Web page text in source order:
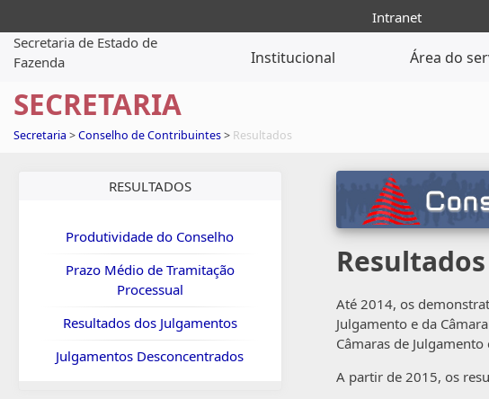
Intranet
Secretaria de Estado de
Fazenda
Institucional Área do
SECRETARIA
Secretaria >Conselho de Contribuintes> Resultados
RESULTADOS
Produtividade do Conselho
Prazo Médio de Tramitação
Processual
Resultados dos Julgamentos
Julgamentos Desconcentrados
Até 2014, os
Julgamento e da
Câmaras de Julgamento
A partir de 2015, os